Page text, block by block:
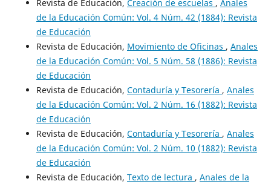
Revista de Educación, Creación de escuelas , Anales
de la Educación Común: Vol. 4 Núm. 42 (1884): Revista
de Educación
Revista de Educación, Movimiento de Oficinas , Anales
de la Educación Común: Vol. 5 Núm. 58 (1886): Revista
de Educación
Revista de Educación, Contaduría y Tesorería , Anales
de la Educación Común: Vol. 2 Núm. 16 (1882): Revista
de Educación
Revista de Educación, Contaduría y Tesorería , Anales
de la Educación Común: Vol. 2 Núm. 10 (1882): Revista
de Educación
Revista de Educación, Texto de lectura , Anales de la